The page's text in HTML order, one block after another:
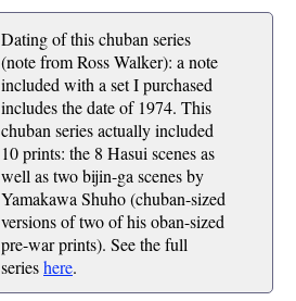
Dating of this chuban series
(note from Ross Walker): a note
included with a set I purchased
includes the date of 1974. This
chuban series actually included
10 prints: the 8 Hasui scenes as
well as two bijin-ga scenes by
Yamakawa Shuho (chuban-sized
versions of two of his oban-sized
pre-war prints). See the full
serieshere.